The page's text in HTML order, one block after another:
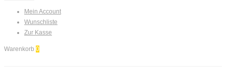
Mein Account
Wunschliste
Zur Kasse
Warenkorb 0